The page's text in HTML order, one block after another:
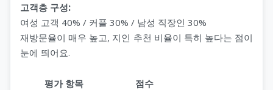
고객층 구성:
여성 고객 40% / 커플 30% / 남성 직장인 30%
재방문율이 매우 높고, 지인 추천 비율이 특히 높다는 점이
눈에 띄어요.
평가 항목
점수